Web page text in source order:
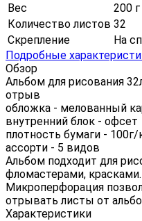
Вес
200 г
Количество листов 32
Скрепление
На
Подробные
Обзор
Альбом для рисования
отрыв
обложка - мелованный
внутренний блок - офсет
плотность бумаги - 100г/
ассорти - 5 видов
Альбом подходит для
фломастерами, красками.
Микроперфорация
отрывать листы от
Характеристики